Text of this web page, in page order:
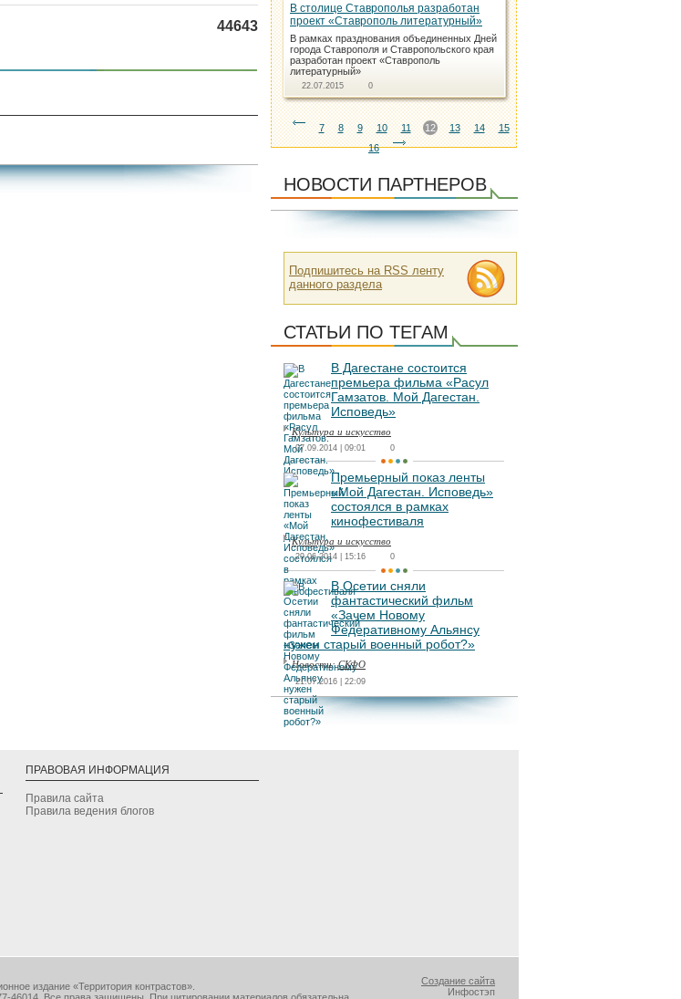
44643
В столице Ставрополья разработан
проект «Ставрополь литературный»
В рамках празднования объединенных Дней
города Ставрополя и Ставропольского края
разработан проект «Ставрополь
литературный»
22.07.2015 0
7 8 9 10 11 12 13 14
15
16
НОВОСТИ ПАРТНЕРОВ
Подпишитесь на RSS ленту
данного раздела
СТАТЬИ ПО ТЕГАМ
В Дагестане состоится
премьера фильма «Расул
Гамзатов. Мой Дагестан.
Исповедь»
Культура и искусство
07.09.2014 | 09:01 0
Премьерный показ ленты
«Мой Дагестан. Исповедь»
состоялся в рамках
кинофестиваля
Культура и искусство
29.06.2014 | 15:16 0
В Осетии сняли
фантастический фильм
«Зачем Новому
Федеративному Альянсу
нужен старый военный робот?»
Новости:СКФО
21.07.2016 | 22:09
ПРАВОВАЯ ИНФОРМАЦИЯ
Правила сайта
Правила ведения блогов
издание «Территория контрастов».
Все права защищены. При цитировании материалов обязательна
Создание сайта
Инфостэп